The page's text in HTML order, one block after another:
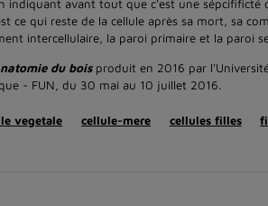
avant tout que c'est une sépcifificté
ce qui reste de la cellule après sa mort, sa
intercellulaire, la paroi primaire et la paroi
du boisproduit en 2016 par
- FUN, du 30 mai au 10 juillet 2016.
vegetale cellule-mere cellules filles